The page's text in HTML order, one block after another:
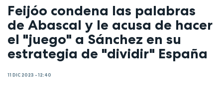
Feijóo condena las palabras
de Abascal y le acusa de hacer
el "juego" a Sánchez en su
estrategia de "dividir" España
11 DIC 2023 - 12:40